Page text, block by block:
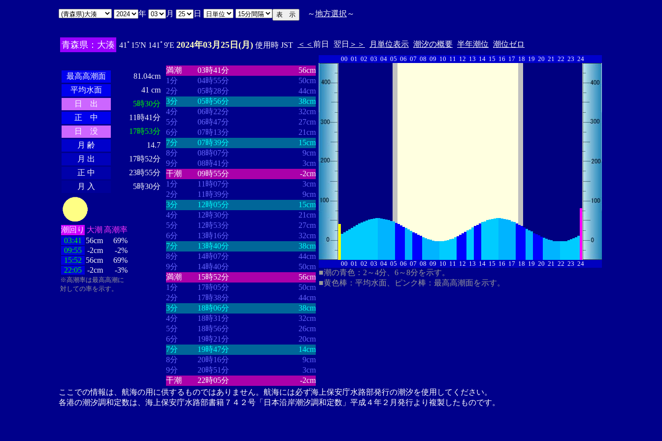
年 月 日 ～地方選択 ～
青森県：大湊 41ﾟ15'N 141ﾟ9'E 2024年03月25日(月) 使用時 JST ＜＜ 前日 翌日 ＞＞ 月単位表示 潮汐の概要 半年潮位 潮位ゼロ
最高高潮面
81.04cm
平均水面
41 cm
日 出
5時30分
正 中
11時41分
日 没
17時53分
月 齢
14.7
月 出
17時52分
正 中
23時55分
月 入
5時30分
潮回り 大潮 高潮率
03:41
56cm
69%
09:55
-2cm
-2%
15:52 56cm
69%
22:05
-2cm -3%
※高潮率は最高高潮に
対しての率を示す。
満潮
03時41分
56cm
1分
04時55分
50cm
2分
05時28分
44cm
3分
05時56分
38cm
4分
06時22分
32cm
5分
06時47分
27cm
6分
07時13分
21cm
7分
07時39分
15cm
8分
08時07分
9cm
9分
08時41分
3cm
干潮
09時55分
-2cm
1分
11時07分
3cm
2分
11時39分
9cm
3分
12時05分
15cm
4分
12時30分
21cm
5分
12時53分
27cm
6分
13時16分
32cm
7分
13時40分
38cm
8分
14時07分
44cm
9分
14時40分
50cm
満潮
15時52分
56cm
1分
17時05分
50cm
2分
17時38分
44cm
3分
18時06分
38cm
4分
18時31分
32cm
5分
18時56分
26cm
6分
19時21分
20cm
7分
19時47分
14cm
8分
20時16分
9cm
9分
20時51分
3cm
干潮
22時05分 -2cm
00 01 02 03 04 05 06 07 08 09 10 11 12 13 14 15 16 17 18 19 20 21 22 23 24
00 01 02 03 04 05 06 07 08 09 10 11 12 13 14 15 16 17 18 19 20 21 22 23 24
■潮の青色：2～4分、6～8分を示す。
■黄色棒：平均水面、ピンク棒：最高高潮面を示す。
ここでの情報は、航海の用に供するものではありません。航海には必ず海上保安庁水路部発行の潮汐を使用してください。
各港の潮汐調和定数は、海上保安庁水路部書籍７４２号「日本沿岸潮汐調和定数」平成４年２月発行より複製したものです。